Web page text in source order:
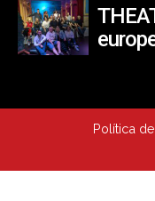
Política